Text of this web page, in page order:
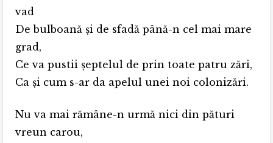
vad
De bulboană și de sfadă până-n cel mai mare
grad,
Ce va pustii şeptelul de prin toate patru zări,
Ca şi cum s-ar da apelul unei noi colonizări.
Nu va mai rămâne-n urmă nici din pături
vreun carou,